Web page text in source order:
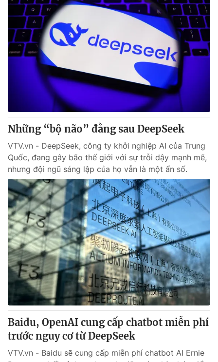
Những “bộ não” đằng sau DeepSeek
VTV.vn - DeepSeek, công ty khởi nghiệp AI của Trung
Quốc, đang gây bão thế giới với sự trỗi dậy mạnh mẽ,
nhưng đội ngũ sáng lập của họ vẫn là một ẩn số.
Baidu, OpenAI cung cấp chatbot miễn phí
trước nguy cơ từ DeepSeek
VTV.vn - Baidu sẽ cung cấp miễn phí chatbot AI Ernie